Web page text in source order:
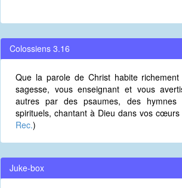
Colossiens 3.16
Que la parole de Christ habite
sagesse, vous enseignant et vous
autres par des psaumes, des hymnes
spirituels, chantant à Dieu dans vos
Rec.)
Juke-box